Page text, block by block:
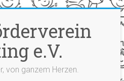
e.V.
von ganzem Herzen.